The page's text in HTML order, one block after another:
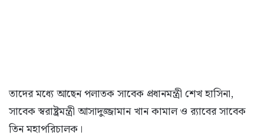
তাদের মধ্যে আছেন পলাতক সাবেক প্রধানমন্ত্রী শেখ হাসিনা,
সাবেক স্বরাষ্ট্রমন্ত্রী আসাদুজ্জামান খান কামাল ও র‍্যাবের সাবেক
তিন মহাপরিচালক।